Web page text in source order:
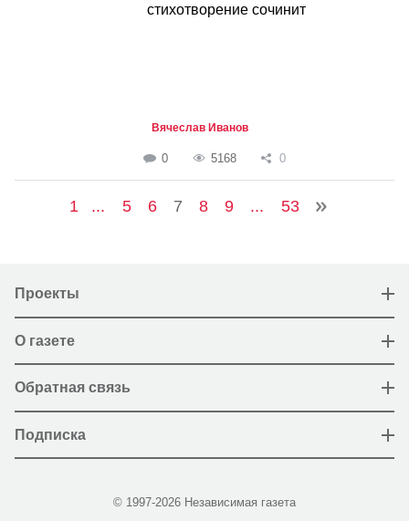
стихотворение сочинит
Вячеслав Иванов
0 5168 0
1 ... 5 6 7 8 9 ... 53
Проекты
О газете
Обратная связь
Подписка
© 1997-2026 Независимая газета